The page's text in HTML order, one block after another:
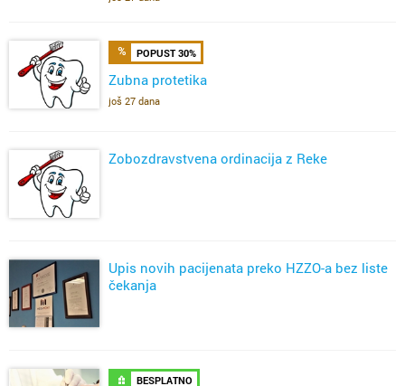
POPUST 30%
Zubna protetika
još 27 dana
Zobozdravstvena ordinacija z Reke
Upis novih pacijenata preko HZZO-a bez liste
čekanja
BESPLATNO